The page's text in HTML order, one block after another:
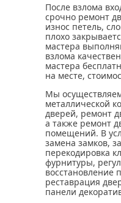
После взлома
срочно ремонт
износ петель,
плохо
мастера
взлома
мастера
на месте,
Мы
металлической
дверей, ремонт
а также ремонт
помещений. В
замена замков,
перекодировка
фурнитуры,
восстановление
реставрация
панели